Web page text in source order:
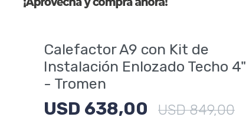
Calefactor A9 con Kit de
Instalación Enlozado Techo 4"
- Tromen
USD 638,00 USD 849,00